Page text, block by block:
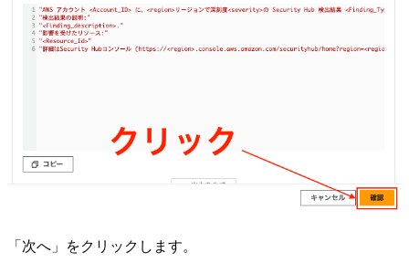
「次へ」をクリックします。